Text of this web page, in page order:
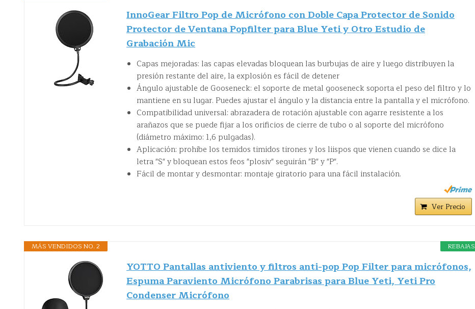
InnoGear Filtro Pop de Micrófono con Doble Capa Protector de Sonido
Protector de Ventana Popfilter para Blue Yeti y Otro Estudio de
Grabación Mic
Capas mejoradas: las capas elevadas bloquean las burbujas de aire y luego distribuyen la
presión restante del aire, la explosión es fácil de detener
Ángulo ajustable de Gooseneck: el soporte de metal gooseneck soporta el peso del filtro y lo
mantiene en su lugar. Puedes ajustar el ángulo y la distancia entre la pantalla y el micrófono.
Compatibilidad universal: abrazadera de rotación ajustable con agarre resistente a los
arañazos que se puede fijar a los orificios de cierre de tubo o al soporte del micrófono
(diámetro máximo: 1,6 pulgadas).
Aplicación: prohibe los temidos timidos tirones y los liispos que vienen cuando se dice la
letra "S" y bloquean estos feos "plosiv" seguirán "B" y "P".
Fácil de montar y desmontar: montaje giratorio para una fácil instalación.
Ver Precio
REBAJAS
MÁS VENDIDOS NO. 2
YOTTO Pantallas antiviento y filtros anti-pop Pop Filter para micrófonos,
Espuma Paraviento Micrófono Parabrisas para Blue Yeti, Yeti Pro
Condenser Micrófono